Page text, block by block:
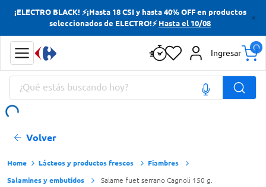
¡ELECTRO BLACK! ⚡¡Hasta 18 CSI y hasta 40% OFF en productos
seleccionados de ELECTRO!⚡ Hasta el 10/08
Ingresar
¿Qué estás buscando hoy?
Volver
Lácteos y productos frescos
Fiambres
Salamines y embutidos
Salame fuet serrano Cagnoli 150 g.
Términos más buscados
Yerba
Cerveza
Papas Fritas
Términos más buscados
Yerba
Cerveza
Papas Fritas
Doves